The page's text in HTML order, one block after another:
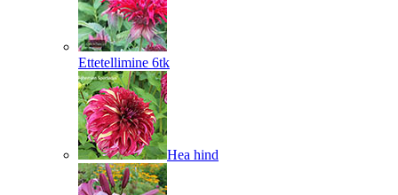
Ettetellimine 6tk
Hea hind